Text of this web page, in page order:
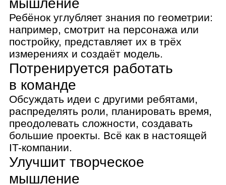
мышление
Ребёнок не просто научится
моделировать: ему станет проще
находить и адаптировать удачные
приёмы для своих работ.
Получит результат
Ребёнок создаст минимум 6 личных
и один финальный проект,
которые добавит в портфолио,
а также покажет родителям и друзьям.